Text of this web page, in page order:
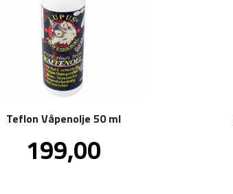
Teflon Våpenolje 50 ml
Pris
199,00mva.